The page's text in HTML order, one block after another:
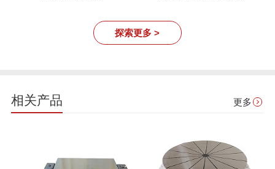
探索更多 >
相关产品 更多